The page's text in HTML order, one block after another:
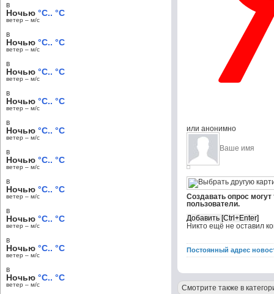
или анонимно
Создавать опрос
пользователи.
Никто ещё не оставил
Постоянный адрес
Смотрите также в
в
Ночью °C.. °C
ветер – м/c
в
Ночью °C.. °C
ветер – м/c
в
Ночью °C.. °C
ветер – м/c
в
Ночью °C.. °C
ветер – м/c
в
Ночью °C.. °C
ветер – м/c
в
Ночью °C.. °C
ветер – м/c
в
Ночью °C.. °C
ветер – м/c
в
Ночью °C.. °C
ветер – м/c
в
Ночью °C.. °C
ветер – м/c
в
Ночью °C.. °C
ветер – м/c